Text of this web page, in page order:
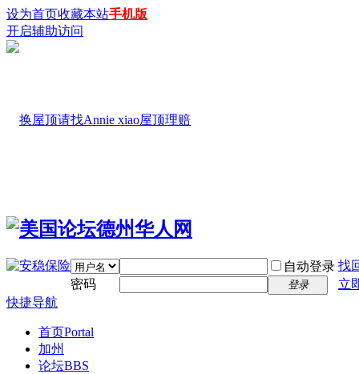
设为首页收藏本站手机版
开启辅助访问
自动登录 找
密码
登录
立
快捷导航
首页Portal
加州
论坛BBS